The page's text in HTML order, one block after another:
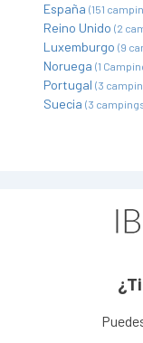
España (151
Reino Unido (2
Luxemburgo (9
Noruega (1
Portugal (3
Suecia (3